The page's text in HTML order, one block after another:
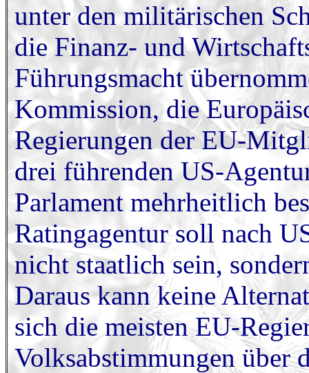
unter den militärischen
die Finanz- und
Führungsmacht
Kommission, die
Regierungen der EU-
drei führenden US-
Parlament mehrheitlich
Ratingagentur soll nach
nicht staatlich sein,
Daraus kann keine
sich die meisten EU-
Volksabstimmungen über